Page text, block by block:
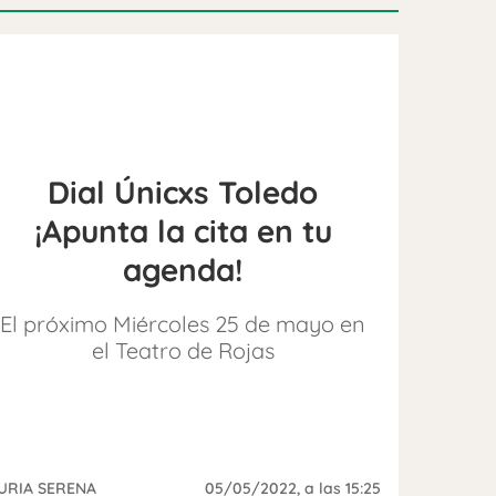
Dial Únicxs Toledo
¡Apunta la cita en tu
agenda!
El próximo Miércoles 25 de mayo en
el Teatro de Rojas
SERENA 05/05/2022, a las 15:25